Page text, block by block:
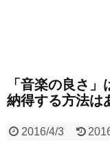
「音楽の良さ
納得する方法は
2016/4/3